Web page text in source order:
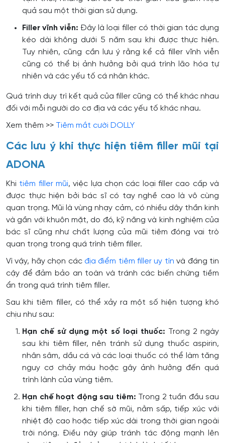
quả sau một thời gian sử dụng.
Filler vĩnh viễn: Đây là loại filler có thời gian tác dụng
kéo dài không dưới 5 năm sau khi được thực hiện.
Tuy nhiên, cũng cần lưu ý rằng kể cả filler vĩnh viễn
cũng có thể bị ảnh hưởng bởi quá trình lão hóa tự
nhiên và các yếu tố cá nhân khác.
Quá trình duy trì kết quả của filler cũng có thể khác nhau
đối với mỗi người do cơ địa và các yếu tố khác nhau.
Xem thêm >> Tiêm mắt cười DOLLY
Các lưu ý khi thực hiện tiêm filler mũi tại
ADONA
Khi tiêm filler mũi, việc lựa chọn các loại filler cao cấp và
được thực hiện bởi bác sĩ có tay nghề cao là vô cùng
quan trọng. Mũi là vùng nhạy cảm, có nhiều dây thần kinh
và gần với khuôn mặt, do đó, kỹ năng và kinh nghiệm của
bác sĩ cũng như chất lượng của mũi tiêm đóng vai trò
quan trọng trong quá trình tiêm filler.
Vì vậy, hãy chọn các địa điểm tiêm filler uy tín và đáng tin
cậy để đảm bảo an toàn và tránh các biến chứng tiềm
ẩn trong quá trình tiêm filler.
Sau khi tiêm filler, có thể xảy ra một số hiện tượng khó
chịu như sau:
Hạn chế sử dụng một số loại thuốc: Trong 2 ngày
sau khi tiêm filler, nên tránh sử dụng thuốc aspirin,
nhân sâm, dầu cá và các loại thuốc có thể làm tăng
nguy cơ chảy máu hoặc gây ảnh hưởng đến quá
trình lành của vùng tiêm.
Hạn chế hoạt động sau tiêm: Trong 2 tuần đầu sau
khi tiêm filler, hạn chế sờ mũi, nằm sấp, tiếp xúc với
nhiệt độ cao hoặc tiếp xúc dài trong thời gian ngoài
trời nóng. Điều này giúp tránh tác động mạnh lên